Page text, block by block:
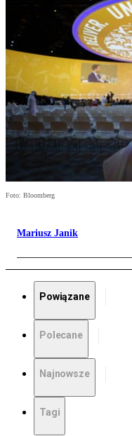
Foto: Bloomberg
Mariusz Janik
Powiązane
Polecane
Najnowsze
Tagi